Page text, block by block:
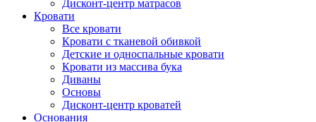
Дисконт-центр матрасов
Кровати
Все кровати
Кровати с тканевой обивкой
Детские и односпальные кровати
Кровати из массива бука
Диваны
Основы
Дисконт-центр кроватей
Основания